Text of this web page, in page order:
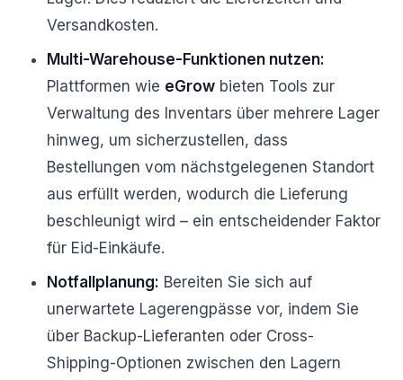
Versandkosten.
Multi-Warehouse-Funktionen nutzen:
Plattformen wie eGrow bieten Tools zur
Verwaltung des Inventars über mehrere Lager
hinweg, um sicherzustellen, dass
Bestellungen vom nächstgelegenen Standort
aus erfüllt werden, wodurch die Lieferung
beschleunigt wird – ein entscheidender Faktor
für Eid-Einkäufe.
Notfallplanung: Bereiten Sie sich auf
unerwartete Lagerengpässe vor, indem Sie
über Backup-Lieferanten oder Cross-
Shipping-Optionen zwischen den Lagern